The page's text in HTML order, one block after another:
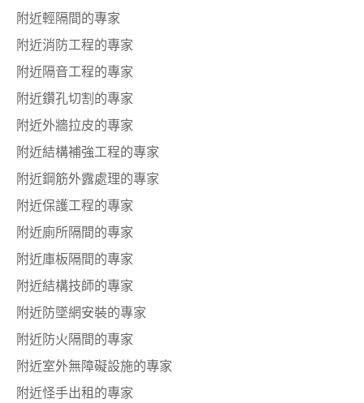
附近輕隔間的專家
附近消防工程的專家
附近隔音工程的專家
附近鑽孔切割的專家
附近外牆拉皮的專家
附近結構補強工程的專家
附近鋼筋外露處理的專家
附近保護工程的專家
附近廁所隔間的專家
附近庫板隔間的專家
附近結構技師的專家
附近防墜網安裝的專家
附近防火隔間的專家
附近室外無障礙設施的專家
附近怪手出租的專家